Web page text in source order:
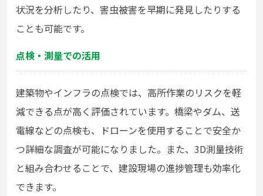
状況を分析したり、害虫被害を早期に発見したりする
ことも可能です。
点検・測量での活用
建築物やインフラの点検では、高所作業のリスクを軽
減できる点が高く評価されています。橋梁やダム、送
電線などの点検も、ドローンを使用することで安全か
つ詳細な調査が可能になりました。また、3D測量技術
と組み合わせることで、建設現場の進捗管理も効率化
できます。